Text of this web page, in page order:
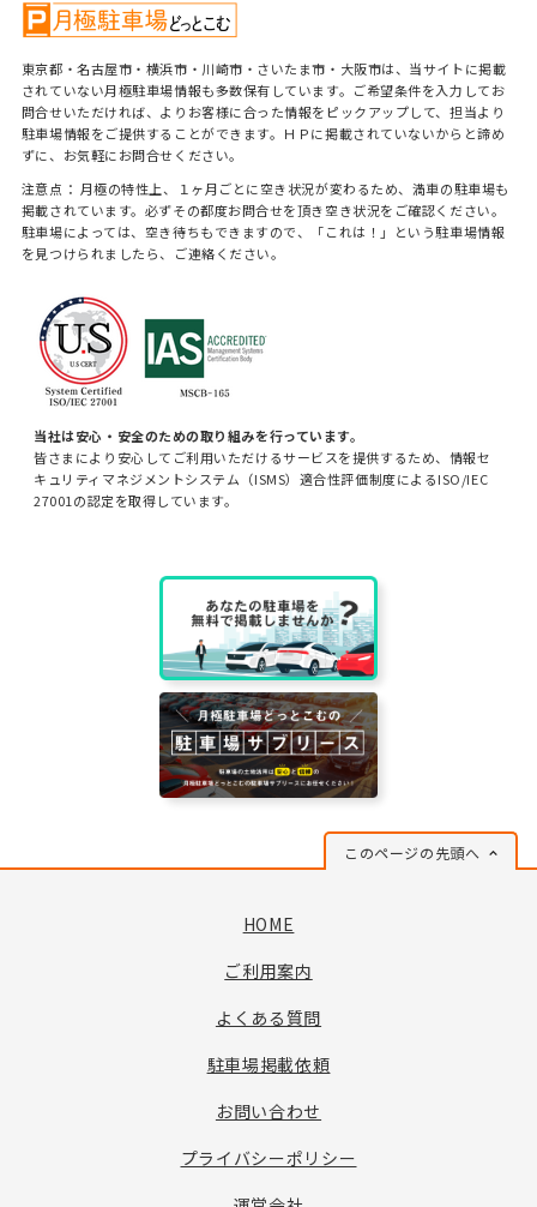
東京都・名古屋市・横浜市・川崎市・さいたま市・大阪市は、当サイトに掲載
されていない月極駐車場情報も多数保有しています。ご希望条件を入力してお
問合せいただければ、よりお客様に合った情報をピックアップして、担当より
駐車場情報をご提供することができます。ＨＰに掲載されていないからと諦め
ずに、お気軽にお問合せください。
注意点： 月極の特性上、１ヶ月ごとに空き状況が変わるため、満車の駐車場も
掲載されています。必ずその都度お問合せを頂き空き状況をご確認ください。
駐車場によっては、空き待ちもできますので、「これは！」という駐車場情報
を見つけられましたら、ご連絡ください。
当社は安心・安全のための取り組みを行っています。
皆さまにより安心してご利用いただけるサービスを提供するため、情報セ
キュリティマネジメントシステム（ISMS）適合性評価制度によるISO/IEC
27001の認定を取得しています。
このページの先頭へ
HOME
ご利用案内
よくある質問
駐車場掲載依頼
お問い合わせ
プライバシーポリシー